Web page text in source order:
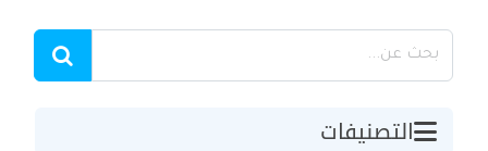
التصنيفات